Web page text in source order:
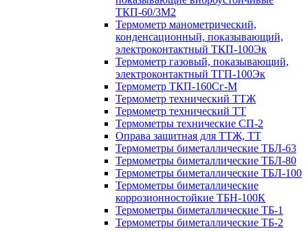
ТКП-60/3М2
Термометр манометрический,
конденсационный, показывающий,
электроконтактный ТКП-100Эк
Термометр газовый, показывающий,
электроконтактный ТГП-100Эк
Термометр ТКП-160Сг-М
Термометр технический ТТЖ
Термометр технический ТТ
Термометры технические СП-2
Оправа защитная для ТТЖ, ТТ
Термометры биметаллические ТБЛ-63
Термометры биметаллические ТБЛ-80
Термометры биметаллические ТБЛ-100
Термометры биметаллические
коррозионностойкие ТБН-100К
Термометры биметаллические ТБ-1
Термометры биметаллические ТБ-2